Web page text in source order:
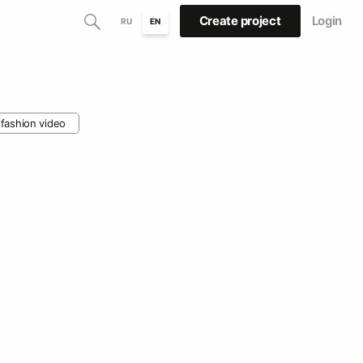
RU EN Create project Login
fashion video